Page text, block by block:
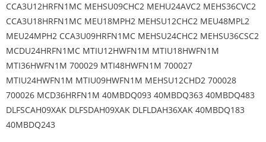
CCA3U12HRFN1MC MEHSU09CHC2 MEHU24AVC2 MEHS36CVC2
CCA3U18HRFN1MC MEU18MPH2 MEHSU12CHC2 MEU48MPL2
MEU24MPH2 CCA3U09HRFN1MC MEHSU24CHC2 MEHSU36CSC2
MCDU24HRFN1MC MTIU12HWFN1M MTIU18HWFN1M
MTI36HWFN1M 700029 MTI48HWFN1M 700027
MTIU24HWFN1M MTIU09HWFN1M MEHSU12CHD2 700028
700026 MCD36HRFN1M 40MBDQ093 40MBDQ363 40MBDQ483
DLFSCAH09XAK DLFSDAH09XAK DLFLDAH36XAK 40MBDQ183
40MBDQ243